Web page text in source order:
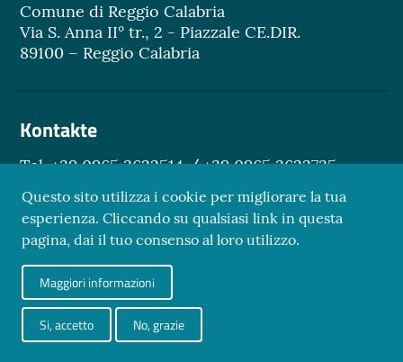
Comune di Reggio Calabria
Via S. Anna II° tr., 2 - Piazzale CE.DIR.
89100 – Reggio Calabria
Kontakte
Tel. +39 0965 3622514 / +39 0965 3622735
turismo@reggiocal.it
Sezione Link Utili
Datenschutz Credits
Questo sito utilizza i cookie per migliorare la tua
esperienza. Cliccando su qualsiasi link in questa
pagina, dai il tuo consenso al loro utilizzo.
Maggiori informazioni
Si, accetto No, grazie